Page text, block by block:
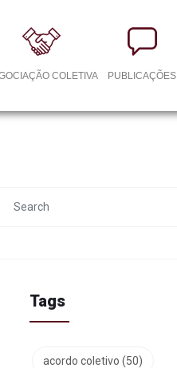
COLETIVA PUBLICAÇÕES
Tags
acordo coletivo (50)